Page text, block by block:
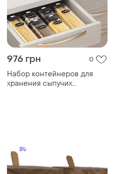
976 грн 0
Набор контейнеров для
хранения сыпучих